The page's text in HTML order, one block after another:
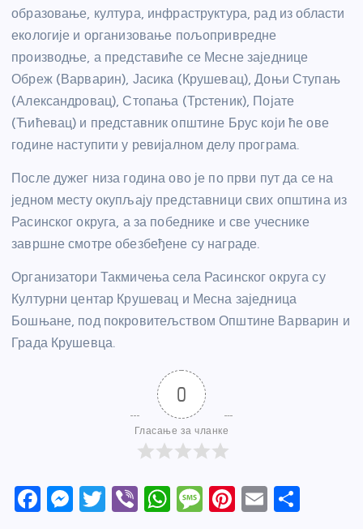
образовање, култура, инфраструктура, рад из области
екологије и организовање пољопривредне
производње, а представиће се Месне заједнице
Обреж (Варварин), Јасика (Крушевац), Доњи Ступањ
(Александровац), Стопања (Трстеник), Појате
(Ћићевац) и представник општине Брус који ће ове
године наступити у ревијалном делу програма.
После дужег низа година ово је по први пут да се на
једном месту окупљају представници свих општина из
Расинског округа, а за победнике и све учеснике
завршне смотре обезбеђене су награде.
Организатори Такмичења села Расинског округа су
Културни центар Крушевац и Месна заједница
Бошњане, под покровитељством Општине Варварин и
Града Крушевца.
0
Гласање за чланке
F
M T
Vi W M Pi E